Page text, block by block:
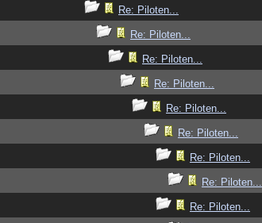
Re: Piloten...
Re: Piloten...
Re: Piloten...
Re: Piloten...
Re: Piloten...
Re: Piloten...
Re: Piloten...
Re: Piloten...
Re: Piloten...